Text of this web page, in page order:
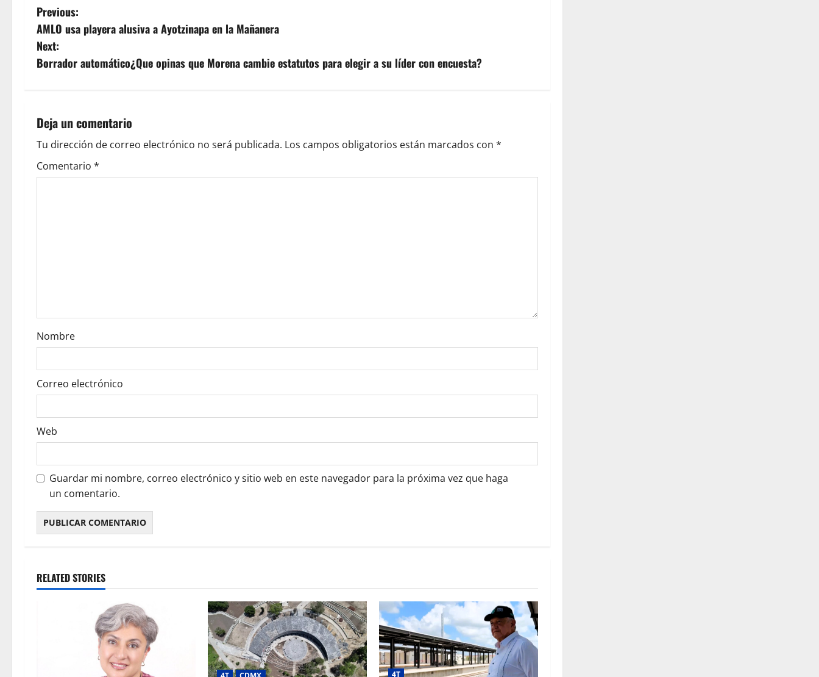
P
o
s
n
a
v
o
n
Previous:
AMLO usa playera alusiva a Ayotzinapa en la Mañanera
Next:
Borrador automático¿Que opinas que Morena cambie estatutos para elegir a su líder con encuesta?
Deja un comentario
Tu dirección de correo electrónico no será publicada. Los campos obligatorios están marcados con *
Comentario *
Nombre
Correo electrónico
Web
Guardar mi nombre, correo electrónico y sitio web en este navegador para la próxima vez que haga
un comentario.
RELATED STORIES
4T